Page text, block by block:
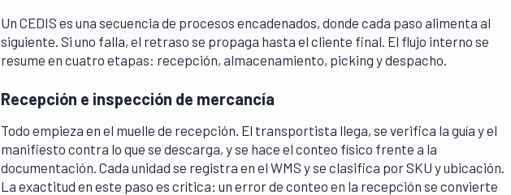
Un CEDIS es una secuencia de procesos encadenados, donde cada paso alimenta al
siguiente. Si uno falla, el retraso se propaga hasta el cliente final. El flujo interno se
resume en cuatro etapas: recepción, almacenamiento, picking y despacho.
Recepción e inspección de mercancía
Todo empieza en el muelle de recepción. El transportista llega, se verifica la guía y el
manifiesto contra lo que se descarga, y se hace el conteo físico frente a la
documentación. Cada unidad se registra en el WMS y se clasifica por SKU y ubicación.
La exactitud en este paso es crítica: un error de conteo en la recepción se convierte